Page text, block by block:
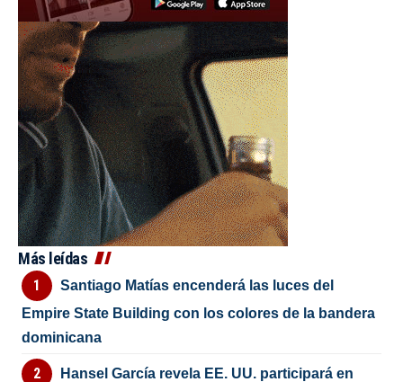
Más leídas
Santiago Matías encenderá las luces del
Empire State Building con los colores de la bandera
dominicana
Hansel García revela EE. UU. participará en